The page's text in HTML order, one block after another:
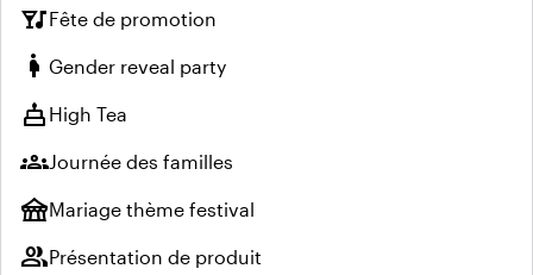
nightlifeFête de promotion
pregnant_woman Gender reveal party
cake High Tea
groupsJournée des familles
festivalMariage thème festival
groupPrésentation de produit